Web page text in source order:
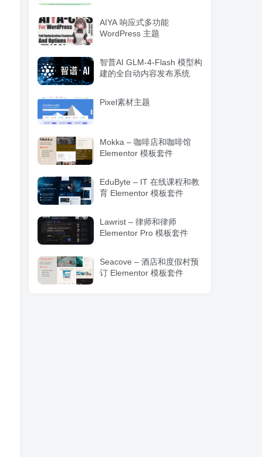
AIYA 响应式多功能
WordPress 主题
智普AI GLM-4-Flash 模型构
建的全自动内容发布系统
Pixel素材主题
Mokka – 咖啡店和咖啡馆
Elementor 模板套件
EduByte – IT 在线课程和教
育 Elementor 模板套件
Lawrist – 律师和律师
Elementor Pro 模板套件
Seacove – 酒店和度假村预
订 Elementor 模板套件